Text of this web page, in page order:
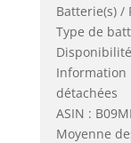
Batterie(s) /
Type de
Information
détachées
ASIN :
Moyenne